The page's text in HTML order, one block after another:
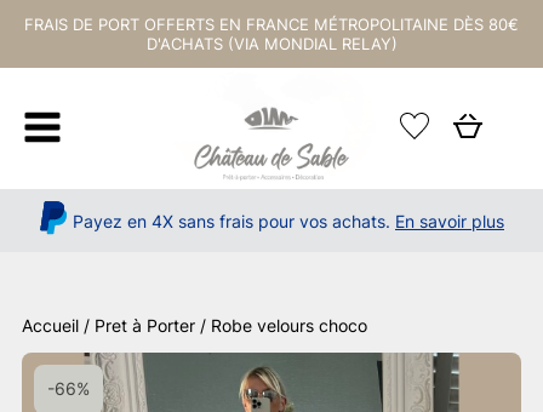
FRAIS DE PORT OFFERTS EN FRANCE MÉTROPOLITAINE DÈS 80€
D'ACHATS (VIA MONDIAL RELAY)
Payez en 4X sans frais pour vos achats. En savoir plus
Accueil / Pret à Porter / Robe velours choco
-66%